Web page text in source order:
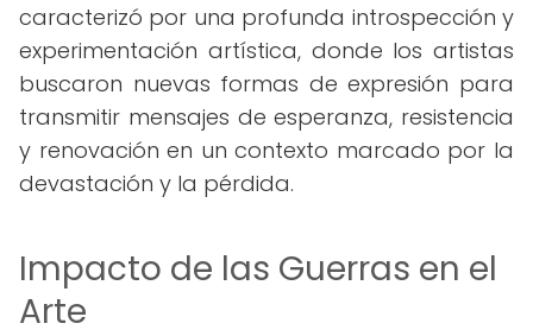
caracterizó por una profunda introspección y
experimentación artística, donde los artistas
buscaron nuevas formas de expresión para
transmitir mensajes de esperanza, resistencia
y renovación en un contexto marcado por la
devastación y la pérdida.
Impacto de las Guerras en el
Arte